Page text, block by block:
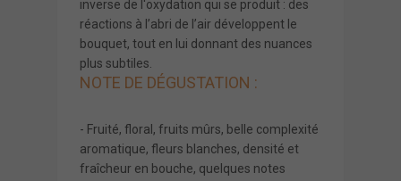
inverse de l'oxydation qui se produit : des
réactions à l’abri de l’air développent le
bouquet, tout en lui donnant des nuances
plus subtiles.
NOTE DE DÉGUSTATION :
- Fruité, floral, fruits mûrs, belle complexité
aromatique, fleurs blanches, densité et
fraîcheur en bouche, quelques notes